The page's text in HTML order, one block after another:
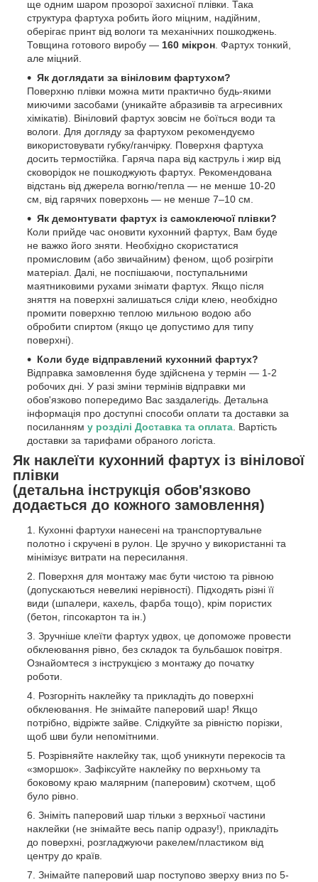
ще одним шаром прозорої захисної плівки. Така
структура фартуха робить його міцним, надійним,
оберігає принт від вологи та механічних пошкоджень.
Товщина готового виробу — 160 мікрон . Фартух тонкий,
але міцний.
Як доглядати за вініловим фартухом?
Поверхню плівки можна мити практично будь-якими
миючими засобами (уникайте абразивів та агресивних
хімікатів). Вініловий фартух зовсім не боїться води та
вологи. Для догляду за фартухом рекомендуємо
використовувати губку/ганчірку. Поверхня фартуха
досить термостійка. Гаряча пара від каструль і жир від
сковорідок не пошкоджують фартух. Рекомендована
відстань від джерела вогню/тепла — не менше 10-20
см, від гарячих поверхонь — не менше 7–10 см.
Як демонтувати фартух із самоклеючої плівки?
Коли прийде час оновити кухонний фартух, Вам буде
не важко його зняти. Необхідно скористатися
промисловим (або звичайним) феном, щоб розігріти
матеріал. Далі, не поспішаючи, поступальними
маятниковими рухами знімати фартух. Якщо після
зняття на поверхні залишаться сліди клею, необхідно
промити поверхню теплою мильною водою або
обробити спиртом (якщо це допустимо для типу
поверхні).
Коли буде відправлений кухонний фартух?
Відправка замовлення буде здійснена у термін — 1-2
робочих дні. У разі зміни термінів відправки ми
обов'язково попередимо Вас заздалегідь. Детальна
інформація про доступні способи оплати та доставки за
посиланням у розділі Доставка та оплата . Вартість
доставки за тарифами обраного логіста.
Як наклеїти кухонний фартух із вінілової
плівки
(детальна інструкція обов'язково
додається до кожного замовлення)
Кухонні фартухи нанесені на транспортувальне
полотно і скручені в рулон. Це зручно у використанні та
мінімізує витрати на пересилання.
Поверхня для монтажу має бути чистою та рівною
(допускаються невеликі нерівності). Підходять різні її
види (шпалери, кахель, фарба тощо), крім пористих
(бетон, гіпсокартон та ін.)
Зручніше клеїти фартух удвох, це допоможе провести
обклеювання рівно, без складок та бульбашок повітря.
Ознайомтеся з інструкцією з монтажу до початку
роботи.
Розгорніть наклейку та прикладіть до поверхні
обклеювання. Не знімайте паперовий шар! Якщо
потрібно, відріжте зайве. Слідкуйте за рівністю порізки,
щоб шви були непомітними.
Розрівняйте наклейку так, щоб уникнути перекосів та
«зморшок». Зафіксуйте наклейку по верхньому та
боковому краю малярним (паперовим) скотчем, щоб
було рівно.
Зніміть паперовий шар тільки з верхньої частини
наклейки (не знімайте весь папір одразу!), прикладіть
до поверхні, розгладжуючи ракелем/пластиком від
центру до країв.
Знімайте паперовий шар поступово зверху вниз по 5-